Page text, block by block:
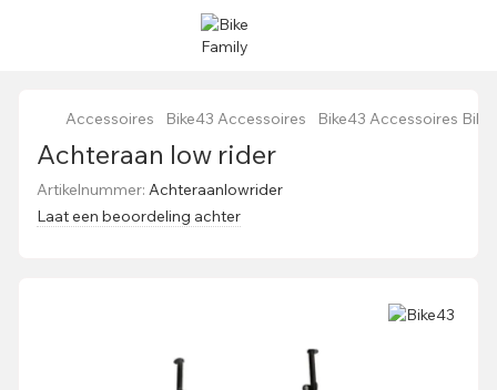
Accessoires Bike43 Accessoires Bike43 Accessoires
Achteraan low rider
Artikelnummer: Achteraanlowrider
Laat een beoordeling achter